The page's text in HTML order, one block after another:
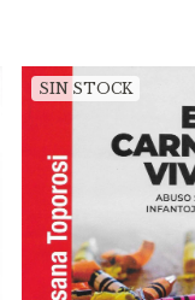
SIN STOCK